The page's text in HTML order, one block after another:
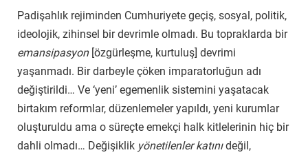
Padişahlık rejiminden Cumhuriyete geçiş, sosyal, politik,
ideolojik, zihinsel bir devrimle olmadı. Bu topraklarda bir
emansipasyon [özgürleşme, kurtuluş] devrimi
yaşanmadı. Bir darbeyle çöken imparatorluğun adı
değiştirildi… Ve ‘yeni’ egemenlik sistemini yaşatacak
birtakım reformlar, düzenlemeler yapıldı, yeni kurumlar
oluşturuldu ama o süreçte emekçi halk kitlelerinin hiç bir
dahli olmadı… Değişiklik yönetilenler katınıdeğil,